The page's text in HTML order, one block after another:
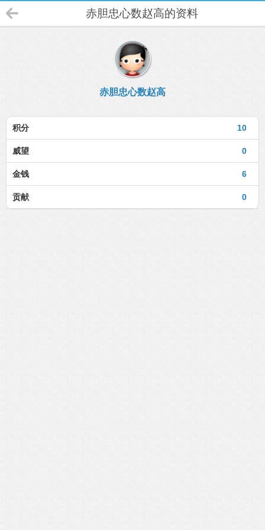
赤胆忠心数赵高的资料
赤胆忠心数赵高
10
积分
0
威望
6
金钱
0
贡献